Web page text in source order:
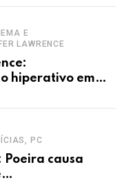
E
LAWRENCE
hiperativo em
PC
Poeira causa